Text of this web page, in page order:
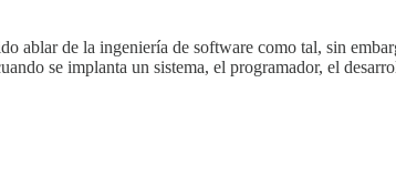
ablar de la ingeniería de software como tal, sin
se implanta un sistema, el programador, el